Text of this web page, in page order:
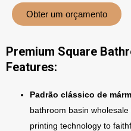
Obter um orçamento
Premium Square
Features:
Padrão clássico de
bathroom basin
printing technology to